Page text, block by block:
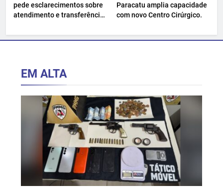
pede esclarecimentos sobre
atendimento e transferência
Paracatu amplia capacidade
com novo Centro Cirúrgico.
EM ALTA